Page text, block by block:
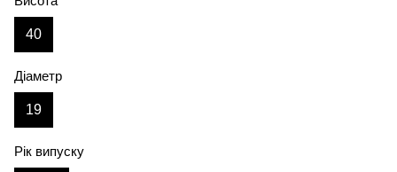
40
Діаметр
19
Рік випуску